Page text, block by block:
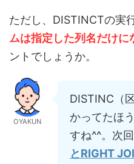
ただし、DISTINCTの実
ムは指定した列名だけに
ントでしょうか。
OYAKUN
DISTINC（
かってたほ
すね^^。次
とRIGHT